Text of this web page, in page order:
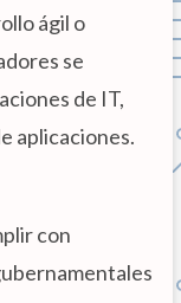
ágil o
se
de IT,
aplicaciones.
con